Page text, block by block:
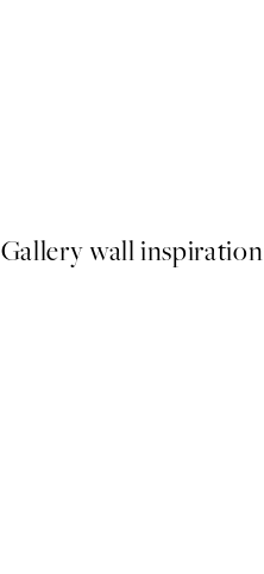
Gallery wall inspiration